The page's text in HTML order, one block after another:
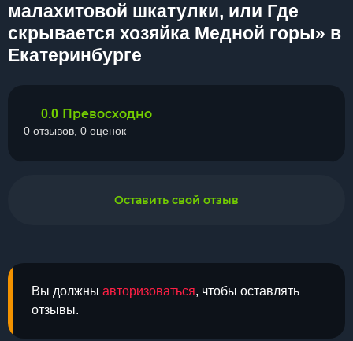
малахитовой шкатулки, или Где
скрывается хозяйка Медной горы» в
Екатеринбурге
Вы должны авторизоваться, чтобы оставлять
отзывы.
0.0 Превосходно
0 отзывов, 0 оценок
Оставить свой отзыв